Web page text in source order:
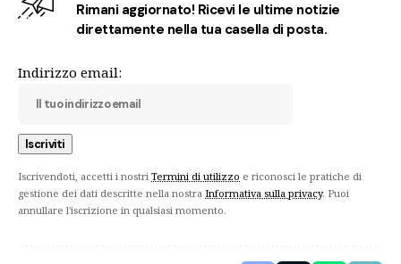
Rimani aggiornato! Ricevi le ultime notizie
direttamente nella tua casella di posta.
Indirizzo email:
Iscrivendoti, accetti i nostri Termini di utilizzo e riconosci le pratiche di
gestione dei dati descritte nella nostra Informativa sulla privacy. Puoi
annullare l'iscrizione in qualsiasi momento.